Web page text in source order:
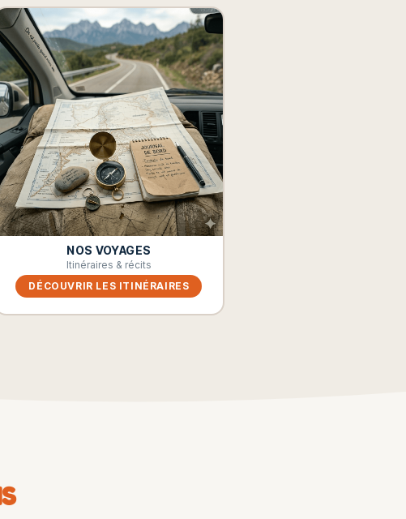
NOS VOYAGES
Itinéraires & récits
DÉCOUVRIR LES ITINÉRAIRES